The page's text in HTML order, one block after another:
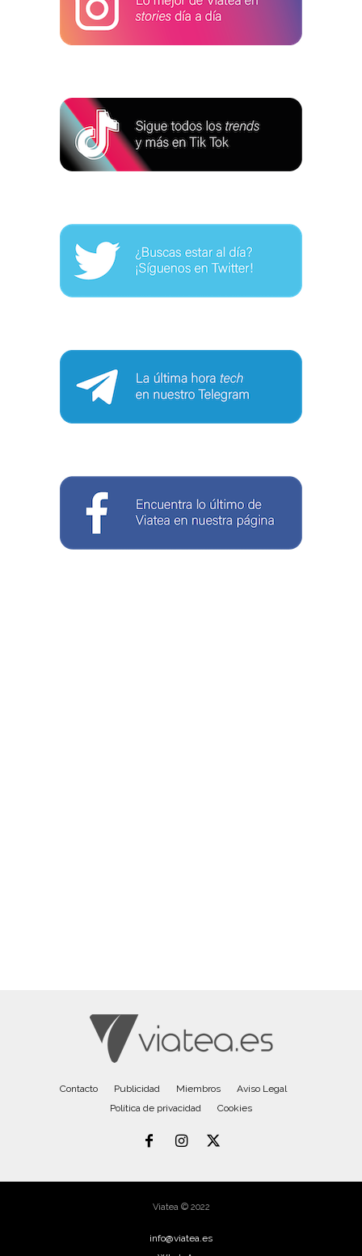
Contacto Publicidad Miembros
Aviso Legal
Política de privacidad
Cookies
Viatea © 2022
info@viatea.es